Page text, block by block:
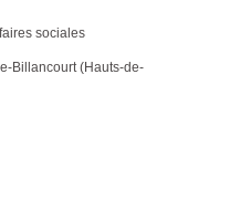
sociales
Billancourt (Hauts-de-